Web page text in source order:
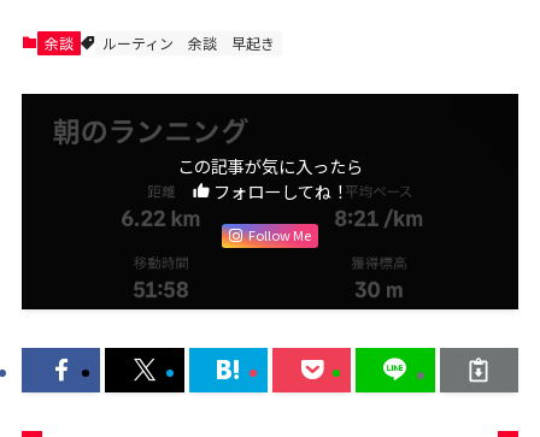
余談 ルーティン 余談 早起き
この記事が気に入ったら
フォローしてね！
Follow Me